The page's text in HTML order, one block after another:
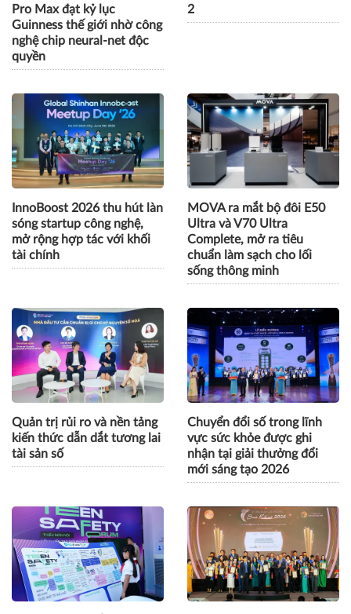
Pro Max đạt kỷ lục
Guinness thế giới nhờ công
nghệ chip neural-net độc
quyền
2
InnoBoost 2026 thu hút làn
sóng startup công nghệ,
mở rộng hợp tác với khối
tài chính
MOVA ra mắt bộ đôi E50
Ultra và V70 Ultra
Complete, mở ra tiêu
chuẩn làm sạch cho lối
sống thông minh
Quản trị rủi ro và nền tảng
kiến thức dẫn dắt tương lai
tài sản số
Chuyển đổi số trong lĩnh
vực sức khỏe được ghi
nhận tại giải thưởng đổi
mới sáng tạo 2026